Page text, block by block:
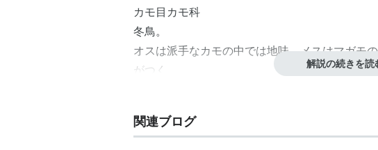
カモ目カモ科
冬鳥。
オスは派手なカモの中では地味。メスはマガモ
がつく。
関連語 リスト::動物 リスト::鳥類 リスト::水辺の
解説の続きを読
関連ブログ